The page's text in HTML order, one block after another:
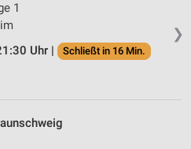
❯
1
Uhr |
Schließt in 16 Min.